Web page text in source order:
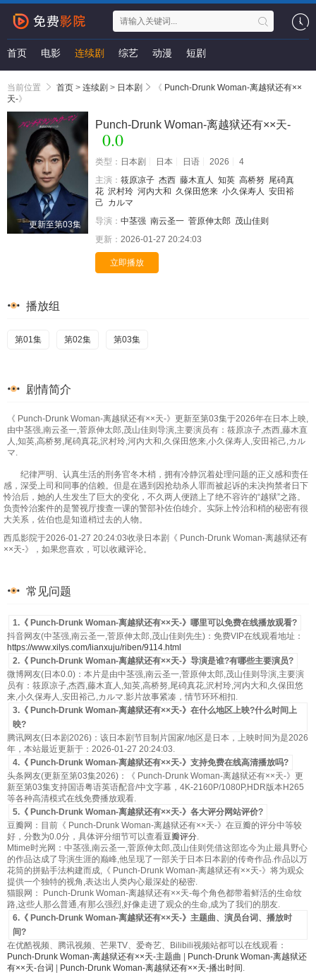
首页 电影 连续剧 综艺 动漫 短剧
当前位置 首页 > 连续剧 > 日本剧 《 Punch-Drunk Woman-离越狱还有××
天-》
更新至第03集
Punch-Drunk Woman-离越狱还有××天-
0.0
类型： 日本剧 日本 日语 2026
4
主演： 筱原凉子 杰西 藤木直人 知英 高桥努 尾碕真
花 沢村玲 河内大和 久保田悠来 小久保寿人 安田裕
己 カルマ
导演： 中茎强 南云圣一 菅原伸太郎 茂山佳则
更新： 2026-01-27 20:24:03
立即播放
播放组
第01集 第02集 第03集
剧情简介
《 Punch-Drunk Woman-离越狱还有××天-》更新至第03集于2026年在日本上映,
由中茎强,南云圣一,菅原伸太郎,茂山佳则导演,主要演员有：筱原凉子,杰西,藤木直
人,知英,高桥努,尾碕真花,沢村玲,河内大和,久保田悠来,小久保寿人,安田裕己,カル
マ.
纪律严明、认真生活的刑务官冬木梢，拥有冷静沉着处理问题的正义感和责任
感，深受上司和同事的信赖。但是在遇到因抢劫杀人罪而被起诉的未决拘禁者日下
怜治后，她的人生发生了巨大的变化，不久两人便踏上了绝不容许的“越狱”之路。
负责怜治案件的是警视厅搜查一课的警部补佐伯雄介。实际上怜治和梢的秘密有很
大关系，佐伯也是知道梢过去的人物。
西瓜影院于2026-01-27 20:24:03收录日本剧《 Punch-Drunk Woman-离越狱还有
××天-》，如果您喜欢，可以收藏评论。
常见问题
1.《 Punch-Drunk Woman-离越狱还有××天-》哪里可以免费在线播放观看?
抖音网友(中茎强,南云圣一,菅原伸太郎,茂山佳则先生)：免费VIP在线观看地址：
https://www.xilys.com/lianxuju/riben/9114.html
2.《 Punch-Drunk Woman-离越狱还有××天-》导演是谁?有哪些主要演员?
微博网友(日本0.0)：本片是由中茎强,南云圣一,菅原伸太郎,茂山佳则导演,主要演
员有：筱原凉子,杰西,藤木直人,知英,高桥努,尾碕真花,沢村玲,河内大和,久保田悠
来,小久保寿人,安田裕己,カルマ.影片故事紧凑，情节环环相扣.
3.《 Punch-Drunk Woman-离越狱还有××天-》在什么地区上映?什么时间上
映?
腾讯网友(日本剧2026)：该日本剧节目制片国家/地区是日本，上映时间为是2026
年，本站最近更新于：2026-01-27 20:24:03.
4.《 Punch-Drunk Woman-离越狱还有××天-》支持免费在线高清播放吗?
头条网友(更新至第03集2026)：《 Punch-Drunk Woman-离越狱还有××天-》更
新至第03集支持国语粤语英语配音/中文字幕，4K-2160P/1080P,HDR版本H265
等各种高清模式在线免费播放观看.
5.《 Punch-Drunk Woman-离越狱还有××天-》各大评分网站评价?
豆瓣网：目前《 Punch-Drunk Woman-离越狱还有××天-》在豆瓣的评分中等较
好，分数为0.0分，具体评分细节可以查看豆瓣评分.
Mtime时光网：中茎强,南云圣一,菅原伸太郎,茂山佳则凭借这部迄今为止最具野心
的作品达成了导演生涯的巅峰,他呈现了一部关于日本日本剧的传奇作品.作品以万
花筒的拼贴手法构建而成,《 Punch-Drunk Woman-离越狱还有××天-》将为观众
提供一个独特的视角,表达出人类内心最深处的秘密.
猫眼网： Punch-Drunk Woman-离越狱还有××天-每个角色都带着鲜活的生命纹
路,这些人那么普通,有那么强烈,好像走进了观众的生命,成为了我们的朋友.
6.《 Punch-Drunk Woman-离越狱还有××天-》主题曲、演员台词、播放时
间?
在优酷视频、腾讯视频、芒果TV、爱奇艺、Bilibili视频站都可以在线观看：
Punch-Drunk Woman-离越狱还有××天-主题曲
Punch-Drunk Woman-离越狱还
有××天-台词
Punch-Drunk Woman-离越狱还有××天-播出时间 .